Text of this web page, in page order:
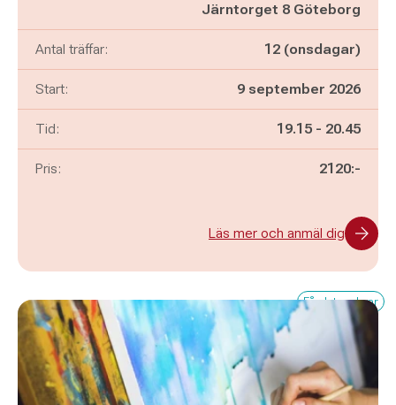
Järntorget 8 Göteborg
Antal träffar: 12 (onsdagar)
Start: 9 september 2026
Tid: Pågår mellan
19.15 - och
20.45
Pris: 2120:-
Läs mer och anmäl dig
Få platser kvar